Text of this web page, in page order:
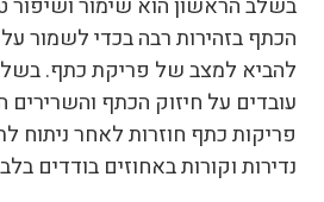
הכתף בזהירות רבה בכדי לשמור על
להביא למצב של פריקת כתף.
עובדים על חיזוק הכתף והשרירים
פריקות כתף חוזרות לאחר ניתוח
נדירות וקורות באחוזים בודדים